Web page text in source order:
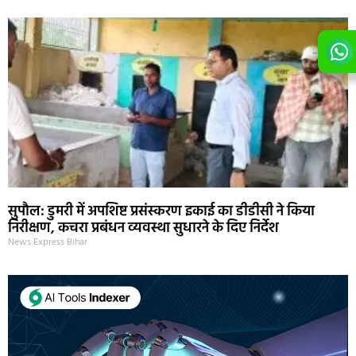
सुपौल: डुमरी में अपशिष्ट प्रसंस्करण इकाई का डीडीसी ने किया
निरीक्षण, कचरा प्रबंधन व्यवस्था सुधारने के दिए निर्देश
News Express Bihar